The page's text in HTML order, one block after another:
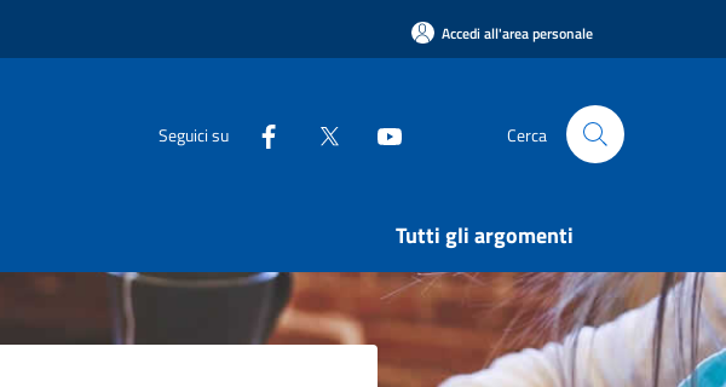
Accedi all'area personale
Seguici su Cerca
Tutti gli argomenti